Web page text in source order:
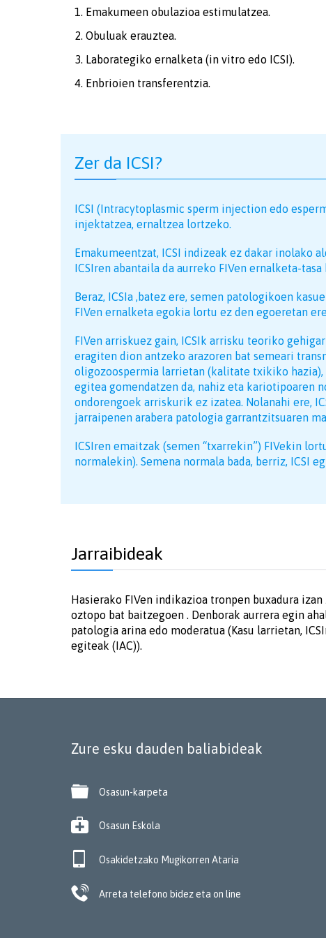
Emakumeen obulazioa estimulatzea.
Obuluak erauztea.
Laborategiko ernalketa (in vitro edo ICSI).
Enbrioien transferentzia.
Zer da ICSI?
ICSI (Intracytoplasmic sperm injection edo
injektatzea, ernaltzea lortzeko.
Emakumeentzat, ICSI indizeak ez dakar inolako
ICSIren abantaila da aurreko FIVen ernalketa-
Beraz, ICSIa ,batez ere, semen patologikoen
FIVen ernalketa egokia lortu ez den egoeretan
FIVen arriskuez gain, ICSIk arrisku teoriko
eragiten dion antzeko arazoren bat semeari
oligozoospermia larrietan (kalitate txikiko
egitea gomendatzen da, nahiz eta kariotipoaren
ondorengoek arriskurik ez izatea. Nolanahi ere,
jarraipenen arabera patologia garrantzitsuaren
ICSIren emaitzak (semen “txarrekin”) FIVekin
normalekin). Semena normala bada, berriz, ICSI
Jarraibideak
Hasierako FIVen indikazioa tronpen buxadura
oztopo bat baitzegoen . Denborak aurrera egin
patologia arina edo moderatua (Kasu larrietan,
egiteak (IAC)).
Zure esku dauden baliabideak
 Osasun-karpeta
 Osasun Eskola
 Osakidetzako Mugikorren Ataria
 Arreta telefono bidez eta on line